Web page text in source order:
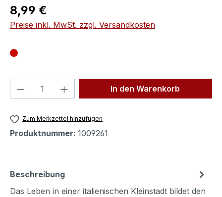
Regulärer Preis:
8,99 €
Preise inkl. MwSt. zzgl. Versandkosten
Produkt Anzahl: Gib denIn den Warenkorb
Zum Merkzettel hinzufügen
Produktnummer: 1009261
Beschreibung
Das Leben in einer italienischen Kleinstadt bildet den